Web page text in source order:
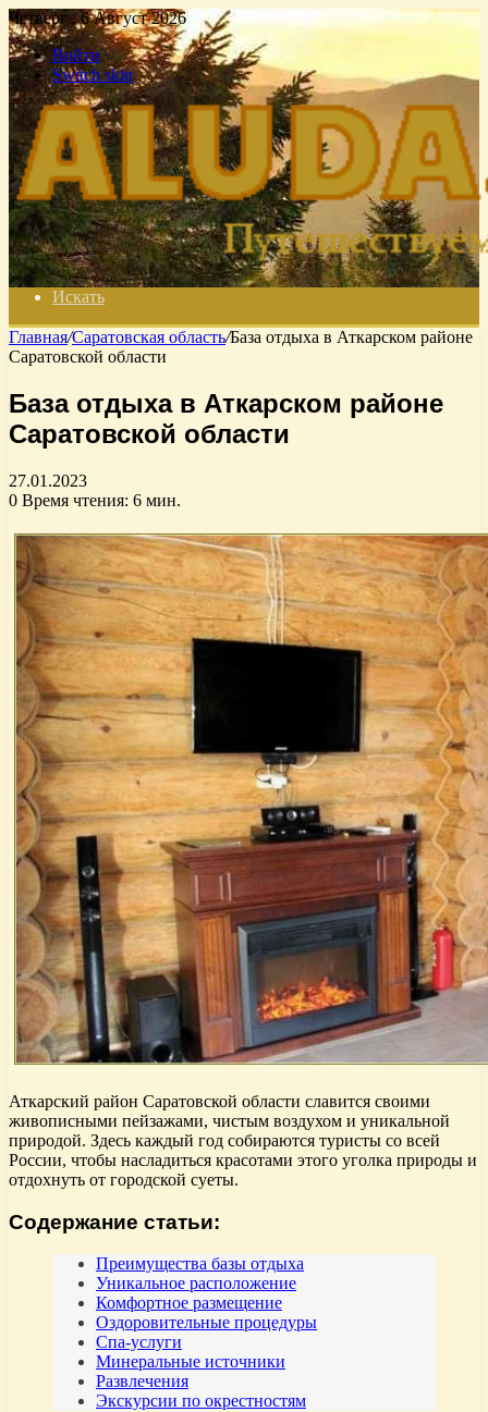
Четверг , 6 Август 2026
Войти
Switch skin
Искать
Главная/Саратовская область/База отдыха в Аткарском районе
Саратовской области
База отдыха в Аткарском районе
Саратовской области
27.01.2023
0 Время чтения: 6 мин.
Аткарский район Саратовской области славится своими
живописными пейзажами, чистым воздухом и уникальной
природой. Здесь каждый год собираются туристы со всей
России, чтобы насладиться красотами этого уголка природы и
отдохнуть от городской суеты.
Содержание статьи:
Преимущества базы отдыха
Уникальное расположение
Комфортное размещение
Оздоровительные процедуры
Спа-услуги
Минеральные источники
Развлечения
Экскурсии по окрестностям